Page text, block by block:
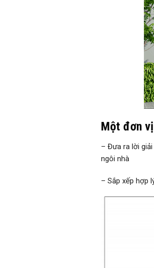
Một đơn
– Đưa ra lời
ngôi nhà
– Sắp xếp hợp